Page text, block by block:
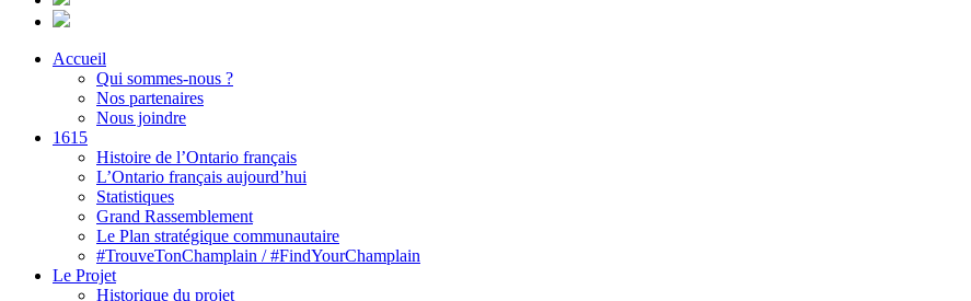
Accueil
Qui sommes-nous ?
Nos partenaires
Nous joindre
1615
Histoire de l’Ontario français
L’Ontario français aujourd’hui
Statistiques
Grand Rassemblement
Le Plan stratégique communautaire
#TrouveTonChamplain / #FindYourChamplain
Le Projet
Historique du projet